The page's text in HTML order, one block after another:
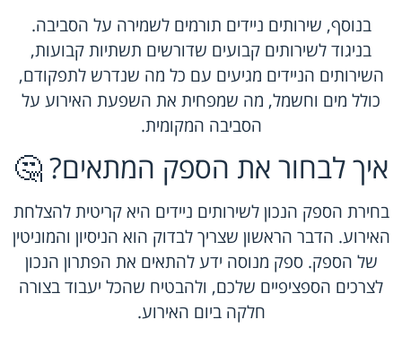
בנוסף, שירותים ניידים תורמים לשמירה על הסביבה.
בניגוד לשירותים קבועים שדורשים תשתיות קבועות,
השירותים הניידים מגיעים עם כל מה שנדרש לתפקודם,
כולל מים וחשמל, מה שמפחית את השפעת האירוע על
הסביבה המקומית.
איך לבחור את הספק המתאים? 🤔
בחירת הספק הנכון לשירותים ניידים היא קריטית להצלחת
האירוע. הדבר הראשון שצריך לבדוק הוא הניסיון והמוניטין
של הספק. ספק מנוסה ידע להתאים את הפתרון הנכון
לצרכים הספציפיים שלכם, ולהבטיח שהכל יעבוד בצורה
חלקה ביום האירוע.